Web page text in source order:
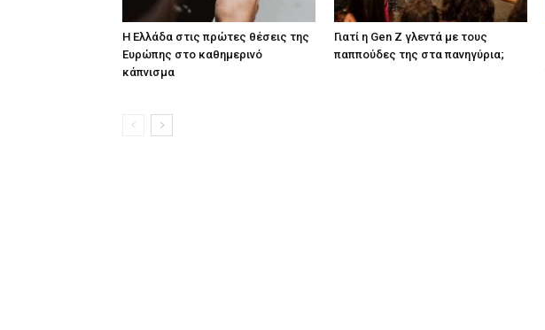
Η Ελλάδα στις πρώτες θέσεις της
Ευρώπης στο καθημερινό
κάπνισμα
Γιατί η Gen Z γλεντά με τους
παππούδες της στα πανηγύρια;